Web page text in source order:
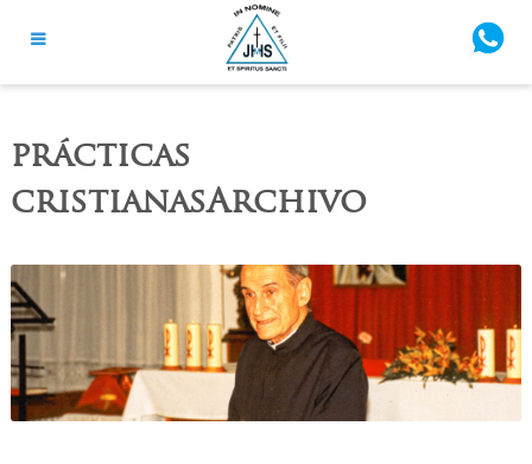
prácticas
cristianasArchivo